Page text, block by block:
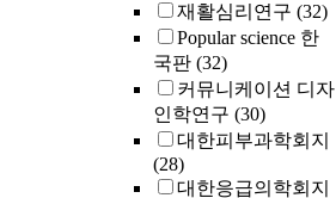
재활심리연구 (32)
Popular science 한
국판 (32)
커뮤니케이션 디자
인학연구 (30)
대한피부과학회지
(28)
대한응급의학회지